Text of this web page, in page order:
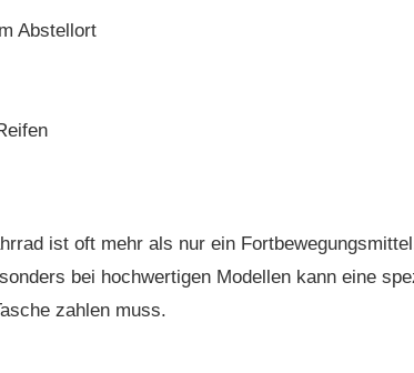
Abstellort
ist oft mehr als nur ein
bei hochwertigen Modellen kann eine
zahlen muss.